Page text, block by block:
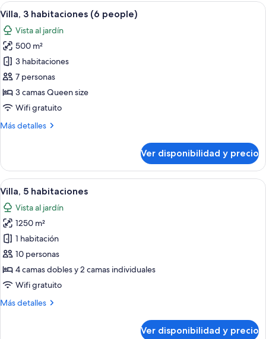
habitaciones
people)
Ver
todas
las
fotos
de
Villa,
3
habitaciones
people)
Un moderno resort con piscina, un
23
Villa, 3 habitaciones (6 people)
Vista al jardín
500 m²
3 habitaciones
7 personas
3 camas Queen size
Wifi gratuito
Más detalles
Más
3
habitaciones
(6
people)
Ver disponibilidad y precio
Ver
todas
las
fotos
de
Villa,
5
habitaciones
Un resort con piscina, palmeras y
22
Villa, 5 habitaciones
Vista al jardín
1250 m²
1 habitación
10 personas
4 camas dobles y 2 camas individuales
Wifi gratuito
Más detalles
Más
Ver disponibilidad y precio